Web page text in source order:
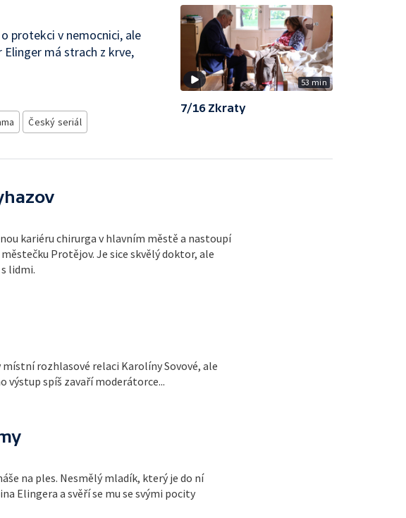
protekci v nemocnici, ale
má strach z krve,
Český seriál
53 min
7/16 Zkraty
kariéru chirurga v hlavním městě a nastoupí
Protějov. Je sice skvělý doktor, ale
lidmi.
rozhlasové relaci Karolíny Sovové, ale
výstup spíš zavaří moderátorce...
na ples. Nesmělý mladík, který je do ní
Elingera a svěří se mu se svými pocity